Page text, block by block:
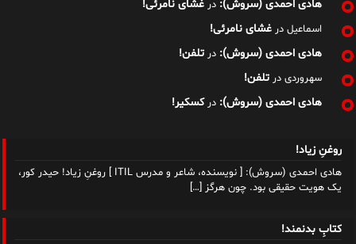
هادی احمدی (سروش): در غشای نامرئی!
اسماعیل در غشای نامرئی!
هادی احمدی (سروش): در تلفن!
سهروردی در تلفن!
هادی احمدی (سروش): درکسکیر!
روغنِ زیاد!
هادی احمدی (سروش): [ نویسنده، شاعر و مدرس ITIL ] روغنِ زیاد! حیدر کور،
یک هویت حقیقی بود. چون هرگز […]
کتابِ بدنمند!